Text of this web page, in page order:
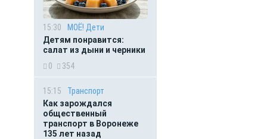
15:30
МОЁ! Дети
Детям понравится:
салат из дыни и черники
0
354
15:15
Транспорт
Как зарождался
общественный
транспорт в Воронеже
135 лет назад